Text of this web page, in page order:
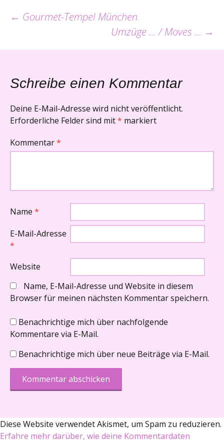
Beitrags-
Navigation
← Gourmet-Tempel München
Umzüge … / Moves … →
Schreibe einen Kommentar
Deine E-Mail-Adresse wird nicht veröffentlicht.
Erforderliche Felder sind mit* markiert
Kommentar*
Name *
E-Mail-Adresse
*
Website
Name, E-Mail-Adresse und Website in diesem
Browser für meinen nächsten Kommentar speichern.
Benachrichtige mich über nachfolgende
Kommentare via E-Mail.
Benachrichtige mich über neue Beiträge via E-Mail.
Diese Website verwendet Akismet, um Spam zu reduzieren.
Erfahre mehr darüber, wie deine Kommentardaten